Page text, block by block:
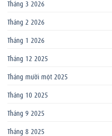
Tháng 3 2026
Tháng 2 2026
Tháng 1 2026
Tháng 12 2025
Tháng mười một 2025
Tháng 10 2025
Tháng 9 2025
Tháng 8 2025